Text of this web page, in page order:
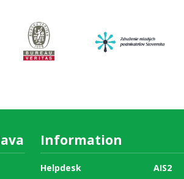
Information
Helpdesk
AIS2